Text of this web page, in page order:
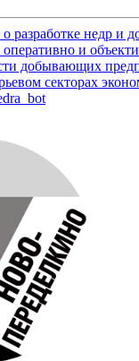
разработке недр и
и
добывающих
секторах